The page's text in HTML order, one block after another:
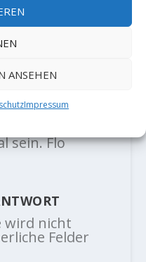
ANSEHEN
Impressum
holt sich
"Sierra
sein. Flo
wird nicht
Felder